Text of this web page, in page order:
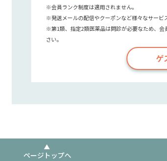
※会員ランク制度は適用されません。
※発送メールの配信やクーポンなど様々なサービ
※第1類、指定2類医薬品は問診が必要なため、会
さい。
ゲ
ページトップへ